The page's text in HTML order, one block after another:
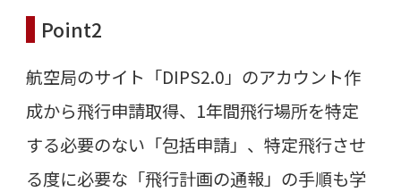
Point2
航空局のサイト「DIPS2.0」のアカウント作
成から飛行申請取得、1年間飛行場所を特定
する必要のない「包括申請」、特定飛行させ
る度に必要な「飛行計画の通報」の手順も学